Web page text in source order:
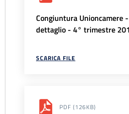
Congiuntura Unioncamere
dettaglio - 4° trimestre
SCARICA FILE
PDF (126KB)